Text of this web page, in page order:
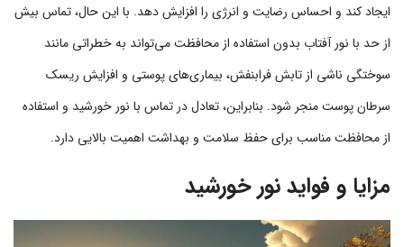
ایجاد کند و احساس رضایت و انرژی را افزایش دهد. با این حال، تماس بیش
از حد با نور آفتاب بدون استفاده از محافظت می‌تواند به خطراتی مانند
سوختگی ناشی از تابش فرابنفش، بیماری‌های پوستی و افزایش ریسک
سرطان پوست منجر شود. بنابراین، تعادل در تماس با نور خورشید و استفاده
از محافظت مناسب برای حفظ سلامت و بهداشت اهمیت بالایی دارد.
مزایا و فواید نور خورشید